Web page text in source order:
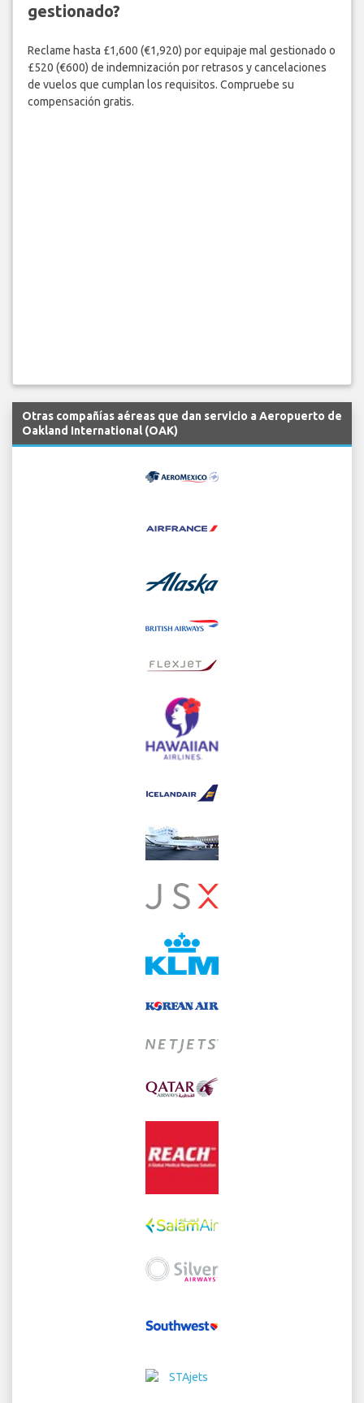
gestionado?
Reclame hasta £1,600 (€1,920) por equipaje mal gestionado o
£520 (€600) de indemnización por retrasos y cancelaciones
de vuelos que cumplan los requisitos. Compruebe su
compensación gratis.
Otras compañías aéreas que dan servicio a Aeropuerto de
Oakland International (OAK)